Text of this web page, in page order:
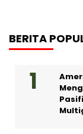
BERITA